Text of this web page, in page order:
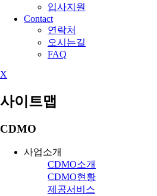
입사지원
Contact
연락처
오시는길
FAQ
X
사이트맵
CDMO
사업소개
CDMO소개
CDMO현황
제공서비스